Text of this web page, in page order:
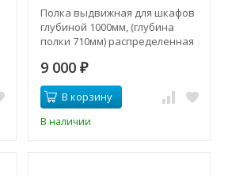
Полка выдвижная для шкафов
глубиной 1000мм, (глубина
полки 710мм) распределенная
(SNR-SHELF-10071-20BS)
9 000 ₽
В корзину
В наличии